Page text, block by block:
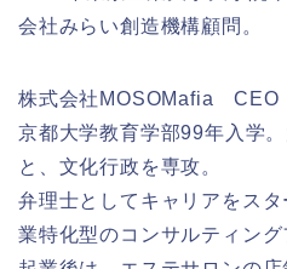
会社みらい創造機構顧問。
株式会社MOSOMafia
京都大学教育学部99年入学
と、文化行政を専攻。
弁理士としてキャリアをス
業特化型のコンサルティング